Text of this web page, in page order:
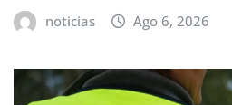
noticias Ago 6, 2026